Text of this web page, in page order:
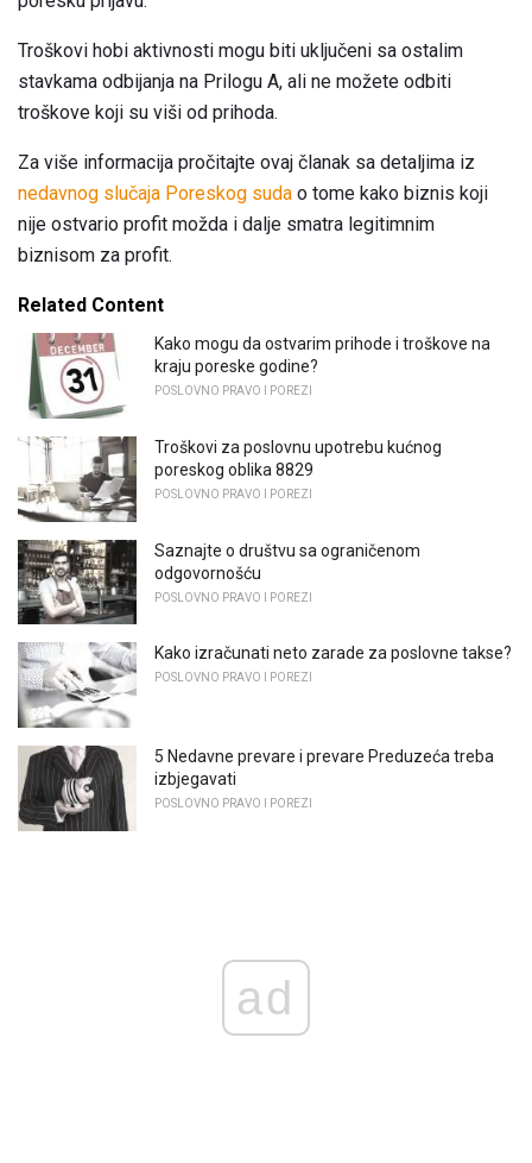
Troškovi hobi aktivnosti mogu biti uključeni sa ostalim
stavkama odbijanja na Prilogu A, ali ne možete odbiti
troškove koji su viši od prihoda.
Za više informacija pročitajte ovaj članak sa detaljima iz
nedavnog slučaja Poreskog suda o tome kako biznis koji
nije ostvario profit možda i dalje smatra legitimnim
biznisom za profit.
Related Content
Kako mogu da ostvarim prihode i troškove na
kraju poreske godine?
POSLOVNO PRAVO I POREZI
Troškovi za poslovnu upotrebu kućnog
poreskog oblika 8829
POSLOVNO PRAVO I POREZI
Saznajte o društvu sa ograničenom
odgovornošću
POSLOVNO PRAVO I POREZI
Kako izračunati neto zarade za poslovne takse?
POSLOVNO PRAVO I POREZI
5 Nedavne prevare i prevare Preduzeća treba
izbjegavati
POSLOVNO PRAVO I POREZI
ad